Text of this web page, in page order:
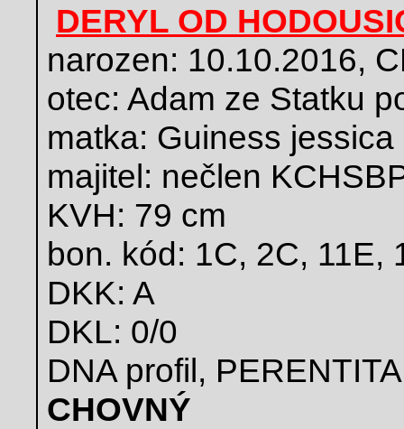
DERYL OD
narozen: 10.10.2016,
otec: Adam ze Statku
matka: Guiness
majitel: nečlen
KVH: 79 cm
bon. kód: 1C, 2C, 11E,
DKK: A
DKL: 0/0
DNA profil, PERENTITA
CHOVNÝ